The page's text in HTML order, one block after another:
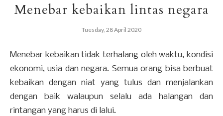
Menebar kebaikan lintas negara
Tuesday, 28 April 2020
Menebar kebaikan tidak terhalang oleh waktu, kondisi
ekonomi, usia dan negara. Semua orang bisa berbuat
kebaikan dengan niat yang tulus dan menjalankan
dengan baik walaupun selalu ada halangan dan
rintangan yang harus di lalui.